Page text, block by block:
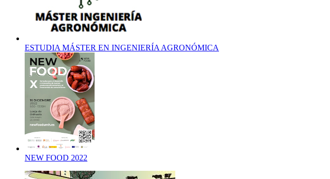
ESTUDIA MÁSTER EN INGENIERÍA AGRONÓMICA
NEW FOOD 2022